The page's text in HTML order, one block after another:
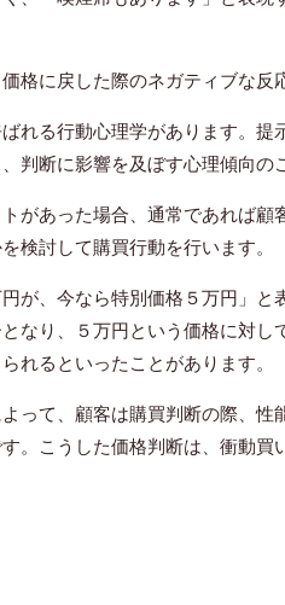
格に戻した際のネガティブな反
ばれる行動心理学があります。
判断に影響を及ぼす心理傾向の
があった場合、通常であれば
検討して購買行動を行います。
が、今なら特別価格５万円」と
なり、５万円という価格に対
れるといったことがあります。
って、顧客は購買判断の際、
。こうした価格判断は、衝動買